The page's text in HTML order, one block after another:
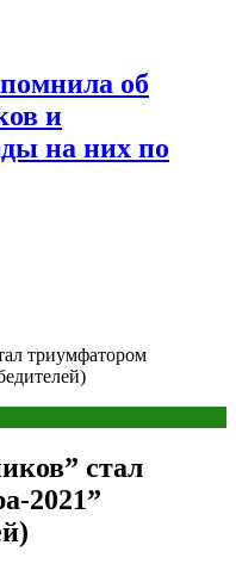
об
и
на них по
триумфатором
стал
2021”